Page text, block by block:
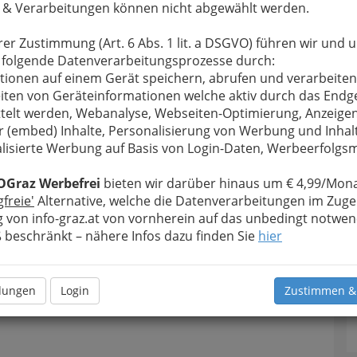
& Verarbeitungen können nicht abgewählt werden.
Zustimmung (Art. 6 Abs. 1 lit. a DSGVO) führen wir und
Datenverarbeitungsprozesse durch:
auf einem Gerät speichern, abrufen und
von Geräteinformationen welche aktiv durch das
werden, Webanalyse, Webseiten-Optimierung,
(embed) Inhalte, Personalisierung von Werbung und
Werbung auf Basis von Login-Daten,
Werbefrei bieten wir darüber hinaus um € 4,99/
Alternative, welche die Datenverarbeitungen im
von info-graz.at von vornherein auf das unbedingt
beschränkt – nähere Infos dazu finden Sie hier
Login Zustimmen
00